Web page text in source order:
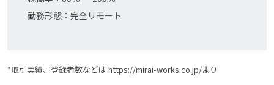
勤務形態：完全リモート
*取引実績、登録者数などは https://mirai-works.co.jp/より